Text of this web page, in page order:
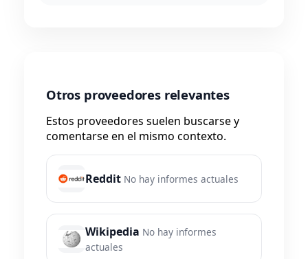
Otros proveedores relevantes
Estos proveedores suelen buscarse y
comentarse en el mismo contexto.
Reddit No hay informes actuales
Wikipedia No hay informes
actuales